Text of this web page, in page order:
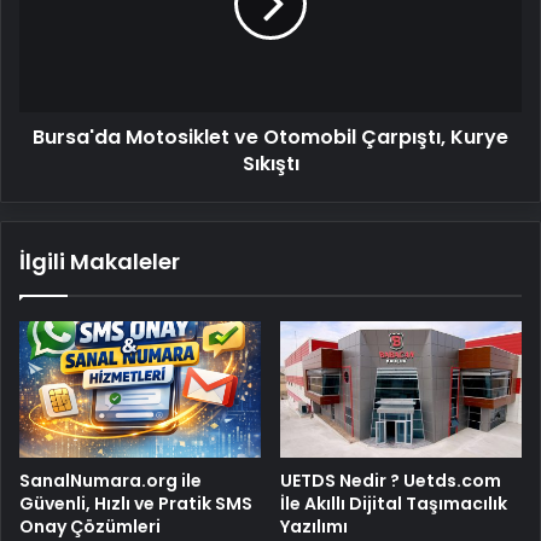
Bursa'da Motosiklet ve Otomobil Çarpıştı, Kurye
Sıkıştı
İlgili Makaleler
SanalNumara.org ile
Güvenli, Hızlı ve Pratik SMS
Onay Çözümleri
UETDS Nedir ? Uetds.com
İle Akıllı Dijital Taşımacılık
Yazılımı